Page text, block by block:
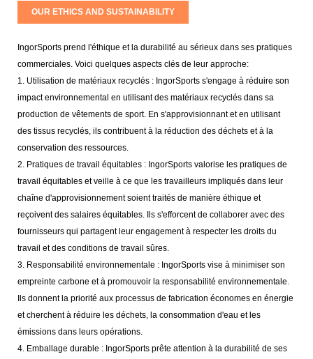
OUR ETHICS AND SUSTAINABILITY
IngorSports prend l'éthique et la durabilité au sérieux dans ses pratiques
commerciales. Voici quelques aspects clés de leur approche:
1. Utilisation de matériaux recyclés : IngorSports s'engage à réduire son
impact environnemental en utilisant des matériaux recyclés dans sa
production de vêtements de sport. En s'approvisionnant et en utilisant
des tissus recyclés, ils contribuent à la réduction des déchets et à la
conservation des ressources.
2. Pratiques de travail équitables : IngorSports valorise les pratiques de
travail équitables et veille à ce que les travailleurs impliqués dans leur
chaîne d'approvisionnement soient traités de manière éthique et
reçoivent des salaires équitables. Ils s'efforcent de collaborer avec des
fournisseurs qui partagent leur engagement à respecter les droits du
travail et des conditions de travail sûres.
3. Responsabilité environnementale : IngorSports vise à minimiser son
empreinte carbone et à promouvoir la responsabilité environnementale.
Ils donnent la priorité aux processus de fabrication économes en énergie
et cherchent à réduire les déchets, la consommation d'eau et les
émissions dans leurs opérations.
4. Emballage durable : IngorSports prête attention à la durabilité de ses